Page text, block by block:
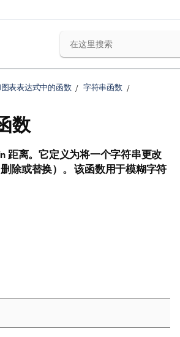
表表达式中的函数 字符串函数
数
距离。它定义为将一个字符串更改
除或替换）。 该函数用于模糊字符